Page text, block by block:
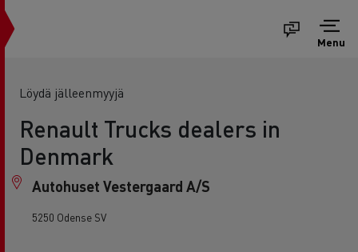
Menu
Löydä jälleenmyyjä
Renault Trucks dealers in
Denmark
Autohuset Vestergaard A/S
5250 Odense SV